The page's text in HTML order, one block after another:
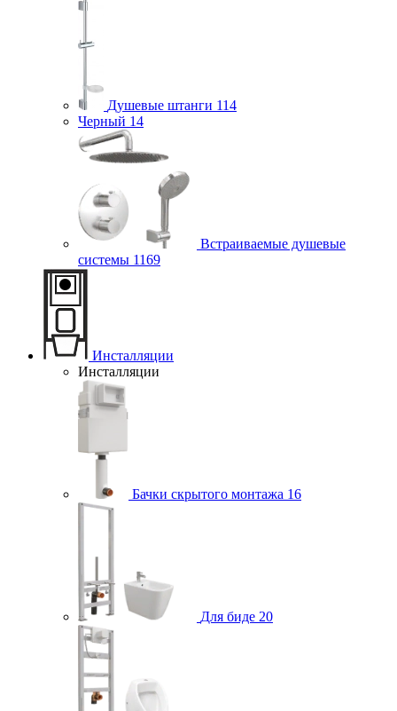
Душевые штанги 114
Черный 14
Встраиваемые душевые
системы 1169
Инсталляции
Инсталляции
Бачки скрытого монтажа 16
Для биде 20